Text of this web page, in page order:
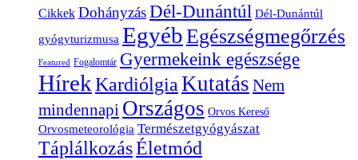
Cikkek DohányzásDél-Dunántúl Dél-Dunántúl
gyógyturizmusa EgyébEgészségmegőrzés
Featured Fogalomtár Gyermekeink egészsége
HírekKardiólgiaKutatás Nem
mindennapi Országos Orvos Kereső
Orvosmeteorológia Természetgyógyászat
TáplálkozásÉletmód